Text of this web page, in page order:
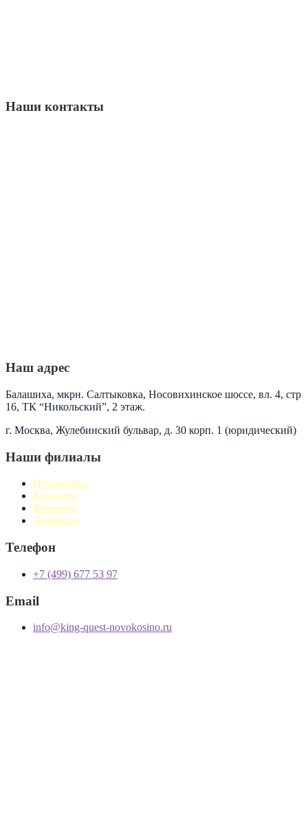
Наши контакты
Наш адрес
Балашиха, мкрн. Салтыковка, Носовихинское шоссе, вл. 4, стр
16, ТК “Никольский”, 2 этаж.
г. Москва, Жулебинский бульвар, д. 30 корп. 1 (юридический)
Наши филиалы
Некрасовка
Красково
Вешняки
Люберцы
Телефон
+7 (499) 677 53 97
Email
info@king-quest-novokosino.ru